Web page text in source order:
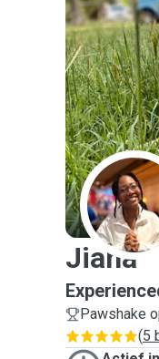
J
Jiana
Pawshake
(5